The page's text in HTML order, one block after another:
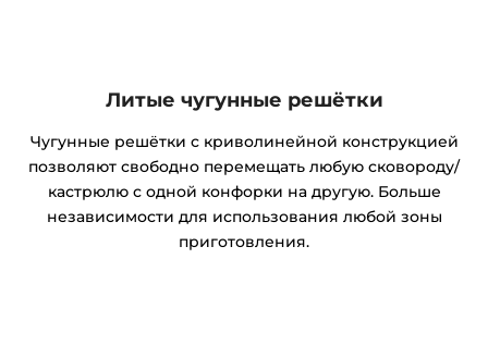
Литые чугунные решётки
Чугунные решётки с криволинейной конструкцией
позволяют свободно перемещать любую сковороду/
кастрюлю с одной конфорки на другую. Больше
независимости для использования любой зоны
приготовления.